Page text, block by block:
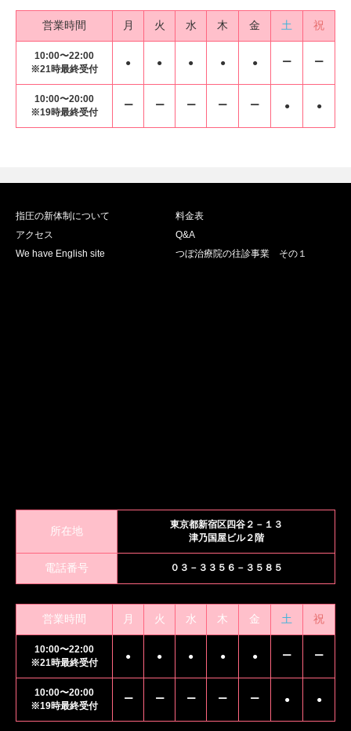
営業時間 月 火 水 木 金 土 祝
10:00〜22:00
※21時最終受付
● ● ● ● ● ー ー
10:00〜20:00
※19時最終受付
ー ー ー ー ー ● ●
指圧の新体制について
料金表
アクセス
Q&A
We have English site
つぼ治療院の往診事業 その１
所在地
東京都新宿区四谷２－１３
津乃国屋ビル２階
電話番号 ０３－３３５６－３５８５
営業時間 月 火 水 木 金 土 祝
10:00〜22:00
※21時最終受付
● ● ● ● ● ー ー
10:00〜20:00
※19時最終受付
ー ー ー ー ー ● ●